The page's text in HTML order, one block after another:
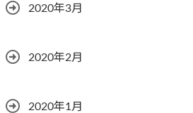
2020年3月
2020年2月
2020年1月